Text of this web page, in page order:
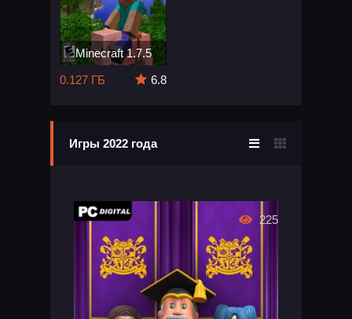
Minecraft 1.7.5
0.127 ГБ
6.8
Игры 2022 года
225